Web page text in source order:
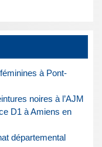
à Pont-
noires à l’AJM
D1 à Amiens en
départemental